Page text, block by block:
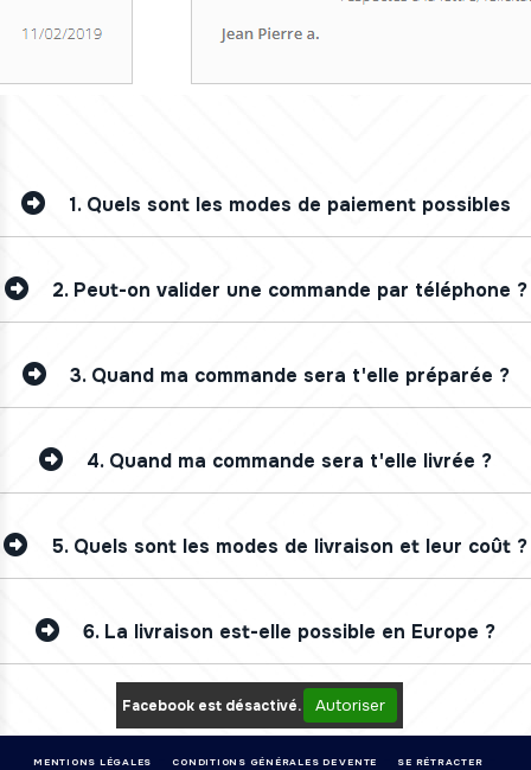
1. Quels sont les modes de paiement possibles
2. Peut-on valider une commande par téléphone ?
3. Quand ma commande sera t'elle préparée ?
4. Quand ma commande sera t'elle livrée ?
5. Quels sont les modes de livraison et leur coût ?
6. La livraison est-elle possible en Europe ?
Facebook est désactivé. Autoriser
MENTIONS LÉGALES CONDITIONS GÉNÉRALES DE VENTE SE RÉTRACTER